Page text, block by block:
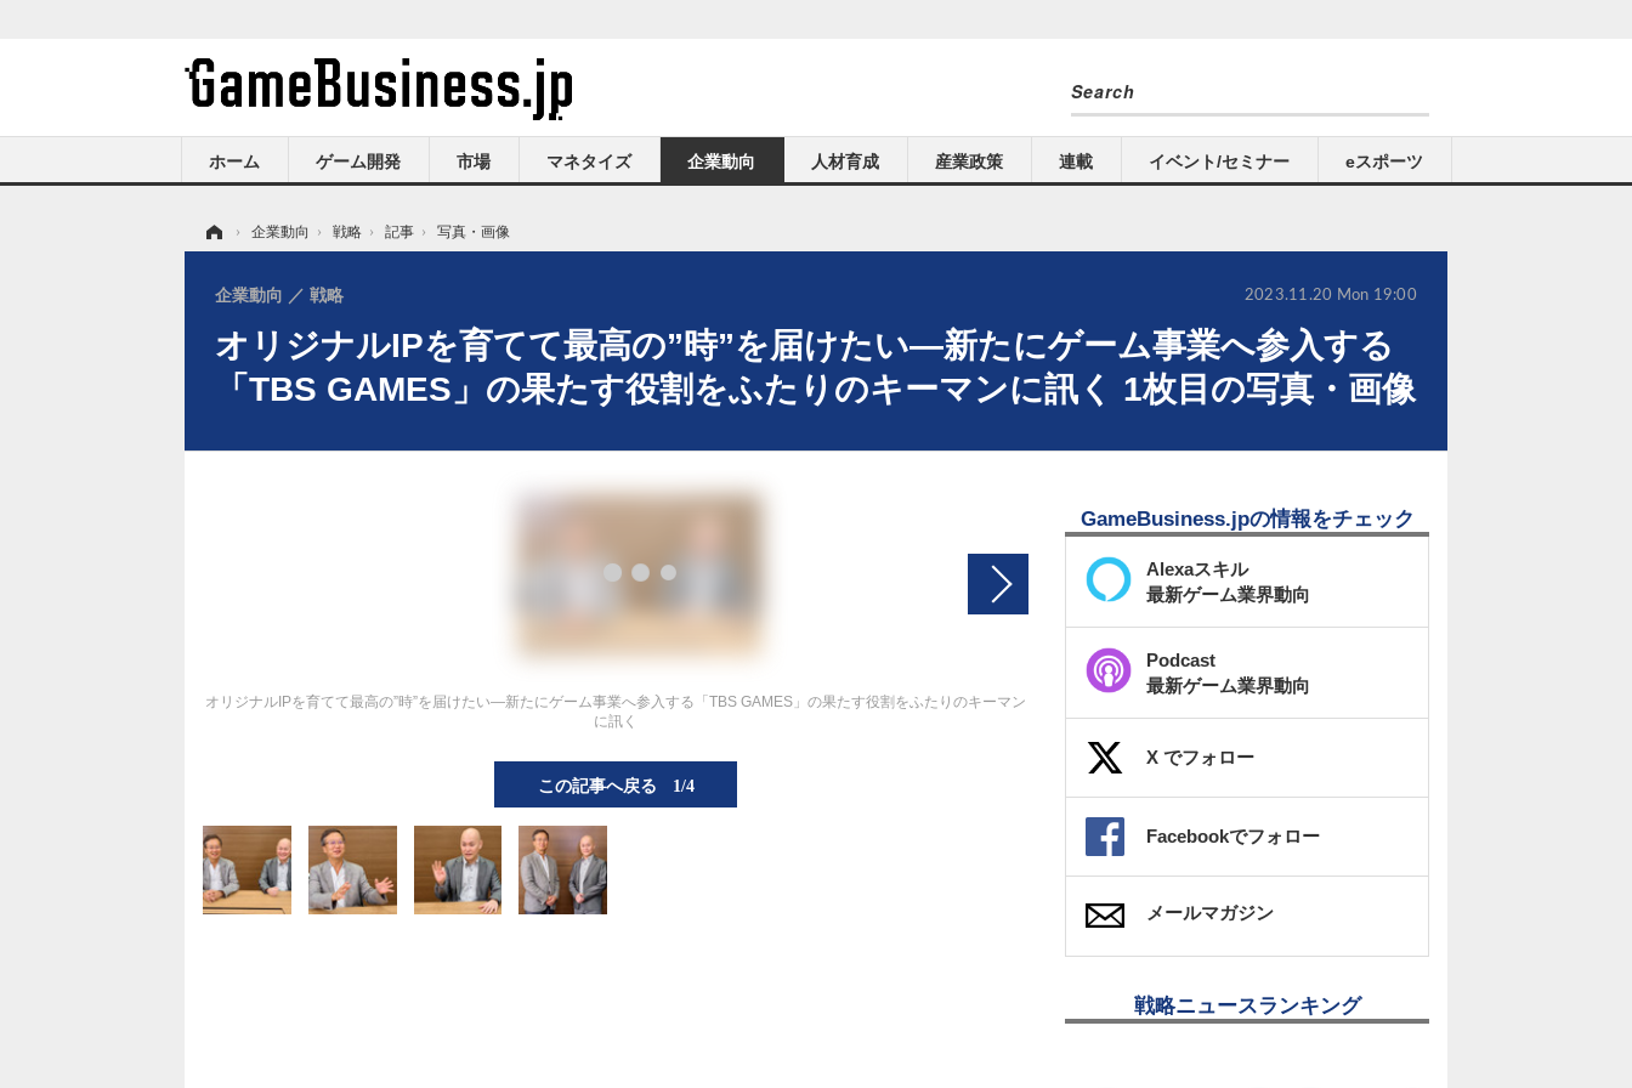
ホーム ゲーム開発 市場 マネタイズ 企業動向 人材育成 産業政策 連載 イベント/セミナー eスポーツ
› 企業動向 › 戦略 › 記事 › 写真・画像
オリジナルIPを育てて最高の”時”を届けたい―新たにゲーム事業へ参入する
「TBS GAMES」の果たす役割をふたりのキーマンに訊く 1枚目の写真・画像
企業動向 戦略 2023.11.20 Mon 19:00
オリジナルIPを育てて最高の”時”を届けたい―新たにゲーム事業へ参入する「TBS GAMES」の果たす役割をふたりのキーマン
に訊く
この記事へ戻る 1/4
GameBusiness.jpの情報をチェック
Alexaスキル
最新ゲーム業界動向
Podcast
最新ゲーム業界動向
X でフォロー
Facebookでフォロー
メールマガジン
戦略ニュースランキング